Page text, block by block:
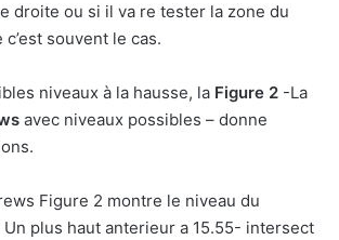
droite ou si il va re tester la zone du
souvent le cas.
niveaux à la hausse, la Figure 2 -La
avec niveaux possibles – donne
Figure 2 montre le niveau du
Un plus haut anterieur a 15.55- intersect